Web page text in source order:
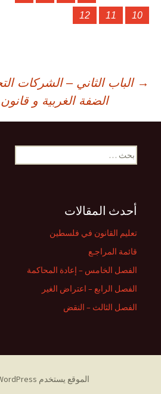
10
11
12
تصفّح
المقالات
→ الباب الثاني – الشركات
الضفة الغربية و
عن:
أحدث المقالات
تعليم القانون في فلسطين
قائمة المراجـع
الفصل الخامس – إعادة المحاكمة
الفصل الرابع – اعتراض الغير
الفصل الثالث – النقض
الموقع يستخدم WordPress بكل فخر